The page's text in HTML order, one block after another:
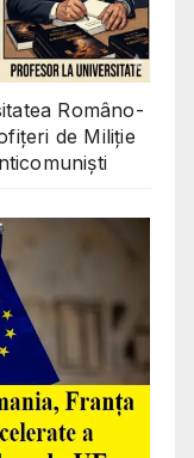
Româno-
de Miliție